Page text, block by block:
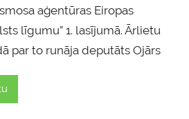
aģentūras Eiropas
līgumu” 1. lasījumā. Ārlietu
par to runāja deputāts Ojārs